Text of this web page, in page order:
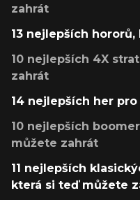
zahrát
13 nejlepších
10 nejlepších 4X
zahrát
14 nejlepších her
10 nejlepších
můžete zahrát
11 nejlepších
která si teď můžete